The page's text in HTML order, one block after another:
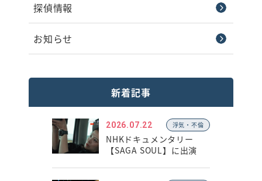
探偵情報
お知らせ
新着記事
2026.07.22 浮気・不倫
NHKドキュメンタリー
【SAGA SOUL】に出演